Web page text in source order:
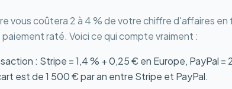
vous coûtera 2 à 4 % de votre chiffre d'affaires
raté. Voici ce qui compte vraiment :
: Stripe = 1,4 % + 0,25 € en Europe, PayPal
est de 1 500 € par an entre Stripe et PayPal.